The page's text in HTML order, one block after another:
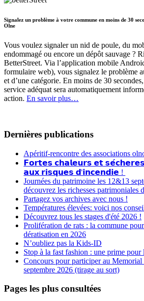
Signalez un problème à votre commune en moins de 30
Olne
Vous voulez signaler un nid de poule, du
endommagé ou encore un dépôt sauvage ?
BetterStreet. Via l’application mobile
formulaire web), vous signalez le problème
et d’une catégorie. En moins de 30
service adéquat sera automatiquement
action. En savoir plus…
Dernières publications
Apéritif-rencontre des associations
𝗙𝗼𝗿𝘁𝗲𝘀 𝗰𝗵𝗮𝗹𝗲𝘂𝗿𝘀 𝗲𝘁
𝗮𝘂𝘅 𝗿𝗶𝘀𝗾𝘂𝗲𝘀 𝗱'𝗶𝗻𝗰𝗲𝗻𝗱𝗶𝗲 !
Journées du patrimoine les 12&13
découvrez les richesses patrimoniales
Partagez vos archives avec nous !
Températures élevées: voici nos
Découvrez tous les stages d'été 2026 !
Prolifération de rats : la commune
dératisation en 2026
N’oubliez pas la Kids-ID
Stop à la fast fashion : une prime pour
Concours pour participer au
septembre 2026 (tirage au sort)
Pages les plus consultées